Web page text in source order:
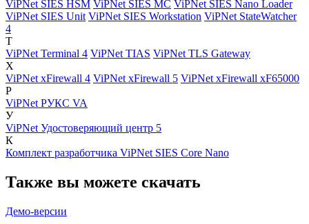
ViPNet SIES HSM ViPNet SIES MC ViPNet SIES Nano Loader
ViPNet SIES Unit ViPNet SIES Workstation ViPNet StateWatcher
4
T
ViPNet Terminal 4 ViPNet TIAS ViPNet TLS Gateway
X
ViPNet xFirewall 4 ViPNet xFirewall 5 ViPNet xFirewall xF65000
Р
ViPNet РУКС VA
У
ViPNet Удостоверяющий центр 5
К
Комплект разработчика ViPNet SIES Core Nano
Также вы можете скачать
Демо-версии